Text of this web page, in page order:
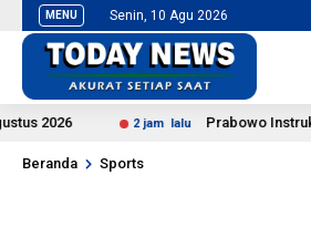
MENU Senin, 10 Agu 2026
2 jam lalu Prabowo Instruksikan
Beranda Sports